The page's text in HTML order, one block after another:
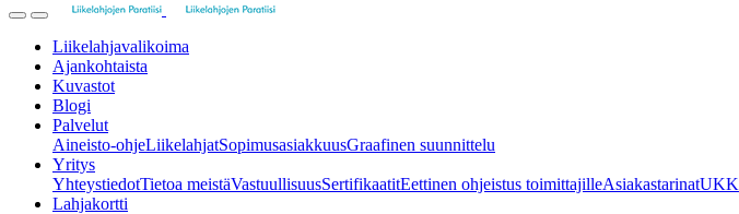
Liikelahjavalikoima
Ajankohtaista
Kuvastot
Blogi
Palvelut
Aineisto-ohjeLiikelahjatSopimusasiakkuusGraafinen suunnittelu
Yritys
YhteystiedotTietoa meistäVastuullisuusSertifikaatitEettinen ohjeistus toimittajilleAsiakastarinatUKK
Lahjakortti